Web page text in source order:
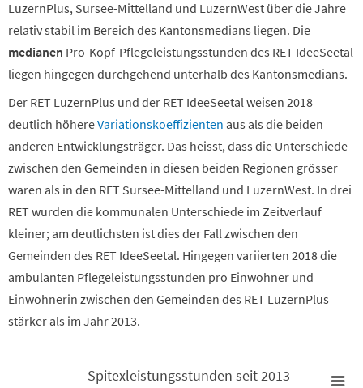
LuzernPlus, Sursee-Mittelland und LuzernWest über die Jahre
relativ stabil im Bereich des Kantonsmedians liegen. Die
medianen Pro-Kopf-Pflegeleistungsstunden des RET IdeeSeetal
liegen hingegen durchgehend unterhalb des Kantonsmedians.
Der RET LuzernPlus und der RET IdeeSeetal weisen 2018
deutlich höhereVariationskoeffizienten aus als die beiden
anderen Entwicklungsträger. Das heisst, dass die Unterschiede
zwischen den Gemeinden in diesen beiden Regionen grösser
waren als in den RET Sursee-Mittelland und LuzernWest. In drei
RET wurden die kommunalen Unterschiede im Zeitverlauf
kleiner; am deutlichsten ist dies der Fall zwischen den
Gemeinden des RET IdeeSeetal. Hingegen variierten 2018 die
ambulanten Pflegeleistungsstunden pro Einwohner und
Einwohnerin zwischen den Gemeinden des RET LuzernPlus
stärker als im Jahr 2013.
Spitexleistungsstunden seit 2013